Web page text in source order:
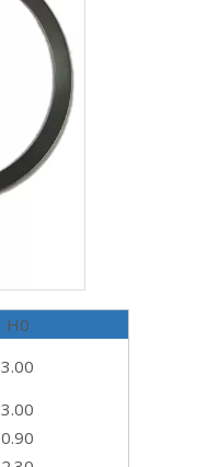
H0
3.00
3.00
0.90